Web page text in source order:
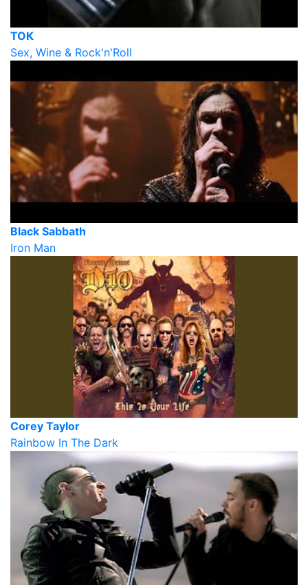
ТОК
Sex, Wine & Rock'n'Roll
Black Sabbath
Iron Man
Corey Taylor
Rainbow In The Dark